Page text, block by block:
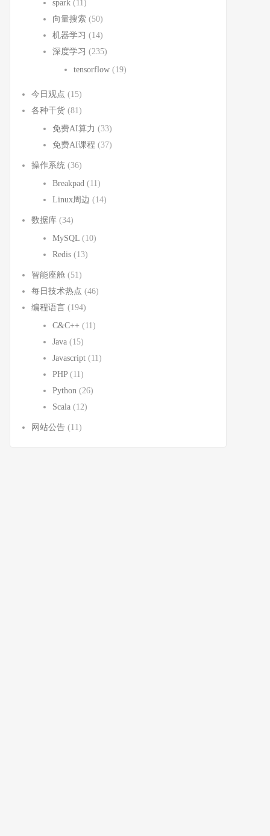
spark (11)
向量搜索 (50)
机器学习 (14)
深度学习 (235)
tensorflow (19)
今日观点 (15)
各种干货 (81)
免费AI算力 (33)
免费AI课程 (37)
操作系统 (36)
Breakpad (11)
Linux周边 (14)
数据库 (34)
MySQL (10)
Redis (13)
智能座舱 (51)
每日技术热点 (46)
编程语言 (194)
C&C++ (11)
Java (15)
Javascript (11)
PHP (11)
Python (26)
Scala (12)
网站公告 (11)